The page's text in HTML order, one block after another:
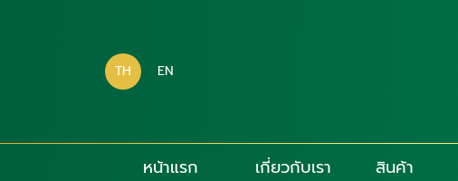
TH EN
หน้าแรก เกี่ยวกับเรา สินค้า